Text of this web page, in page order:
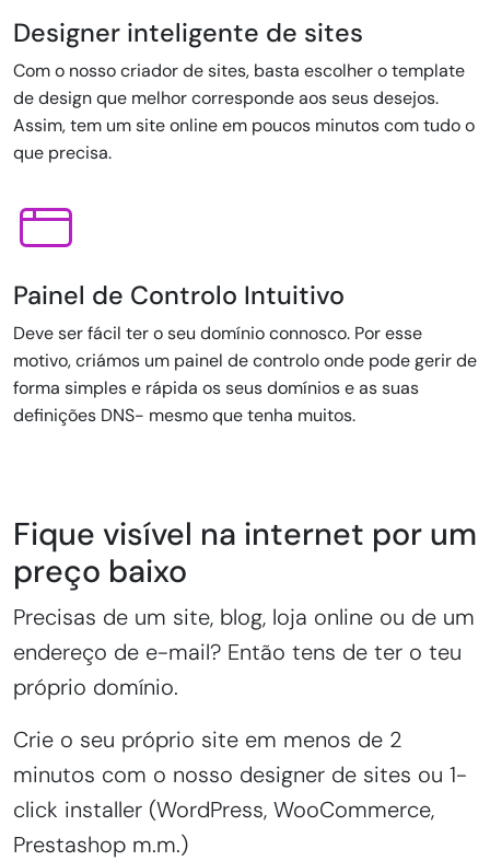
Designer inteligente de sites
Com o nosso criador de sites, basta escolher o template
de design que melhor corresponde aos seus desejos.
Assim, tem um site online em poucos minutos com tudo o
que precisa.
Painel de Controlo Intuitivo
Deve ser fácil ter o seu domínio connosco. Por esse
motivo, criámos um painel de controlo onde pode gerir de
forma simples e rápida os seus domínios e as suas
definições DNS- mesmo que tenha muitos.
Fique visível na internet por um
preço baixo
Precisas de um site, blog, loja online ou de um
endereço de e-mail? Então tens de ter o teu
próprio domínio.
Crie o seu próprio site em menos de 2
minutos com o nosso designer de sites ou 1-
click installer (WordPress, WooCommerce,
Prestashop m.m.)